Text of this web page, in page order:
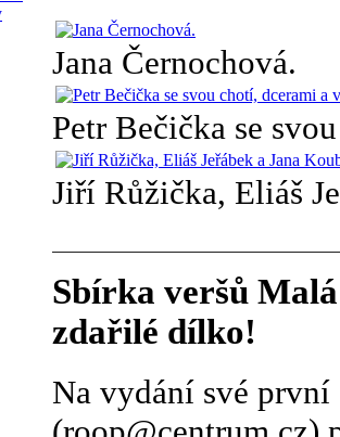
Jana Černochová.
Petr Bečička se
Jiří Růžička, Eliáš
Sbírka veršů
zdařilé dílko!
Na vydání své